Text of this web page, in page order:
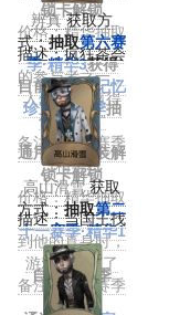
锁卡解锁
价格：精华抽取
描述：疯狂茶会
的参与者之一，
人们说他“疯得
像个帽匠”
备注：第九赛季
·精华2
辨真获取方
式：抽取第六赛
季·精华3获得
目前可通过记忆
珍宝·旧赛季抽
取获得
通用独特时装解
锁卡解锁
价格：精华抽取
描述：当国王找
到他的真身时，
游戏就结束了
备注：第六赛季
·精华3
高山滑雪获取
方式：抽取第二
十一赛季·精华1
获得
自第22赛季
起：